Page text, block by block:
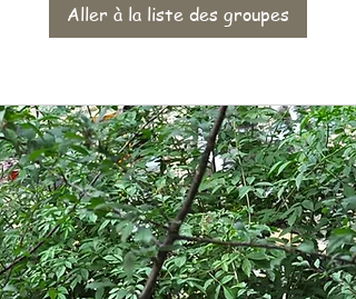
Aller à la liste des groupes